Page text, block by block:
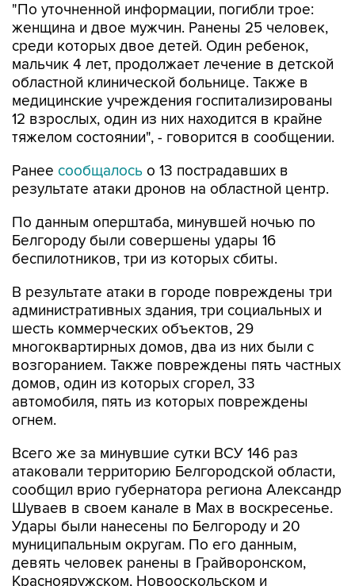
"По уточненной информации, погибли трое:
женщина и двое мужчин. Ранены 25 человек,
среди которых двое детей. Один ребенок,
мальчик 4 лет, продолжает лечение в детской
областной клинической больнице. Также в
медицинские учреждения госпитализированы
12 взрослых, один из них находится в крайне
тяжелом состоянии", - говорится в сообщении.
Ранее сообщалось о 13 пострадавших в
результате атаки дронов на областной центр.
По данным оперштаба, минувшей ночью по
Белгороду были совершены удары 16
беспилотников, три из которых сбиты.
В результате атаки в городе повреждены три
административных здания, три социальных и
шесть коммерческих объектов, 29
многоквартирных домов, два из них были с
возгоранием. Также повреждены пять частных
домов, один из которых сгорел, 33
автомобиля, пять из которых повреждены
огнем.
Всего же за минувшие сутки ВСУ 146 раз
атаковали территорию Белгородской области,
сообщил врио губернатора региона Александр
Шуваев в своем канале в Мах в воскресенье.
Удары были нанесены по Белгороду и 20
муниципальным округам. По его данным,
девять человек ранены в Грайворонском,
Краснояружском, Новооскольском и